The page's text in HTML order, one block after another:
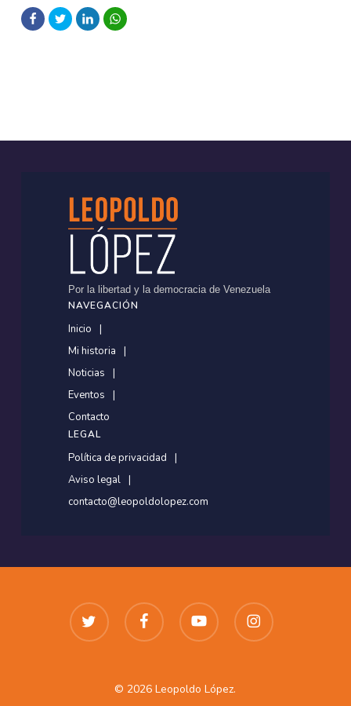
Por la libertad y la democracia de Venezuela
NAVEGACIÓN
Inicio
Mi historia
Noticias
Eventos
Contacto
LEGAL
Política de privacidad
Aviso legal
contacto@leopoldolopez.com
twitter facebook youtube instagram
© 2026 Leopoldo López.